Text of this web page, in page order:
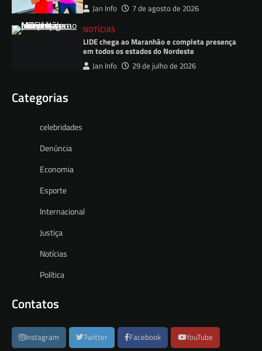
Jan Info
7 de agosto de 2026
NOTÍCIAS
LIDE chega ao Maranhão e completa presença
em todos os estados do Nordeste
Jan Info 29 de julho de 2026
Categorias
celebridades
Denúncia
Economia
Esporte
Internacional
Justiça
Notícias
Política
Contatos
Instagram Twitter Facebook YouTube